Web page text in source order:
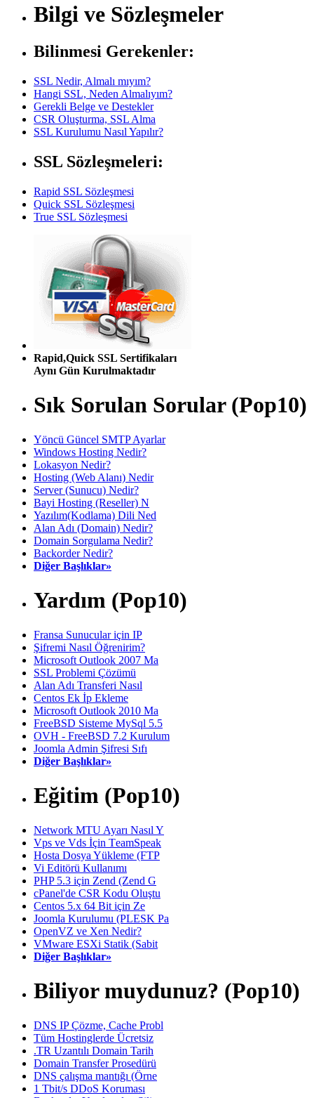
Bilgi ve Sözleşmeler
Bilinmesi Gerekenler:
SSL Nedir, Almalı mıyım?
Hangi SSL, Neden Almalıyım?
Gerekli Belge ve Destekler
CSR Oluşturma, SSL Alma
SSL Kurulumu Nasıl Yapılır?
SSL Sözleşmeleri:
Rapid SSL Sözleşmesi
Quick SSL Sözleşmesi
True SSL Sözleşmesi
Rapid,Quick SSL Sertifikaları
Aynı Gün Kurulmaktadır
Sık Sorulan Sorular (Pop10)
Yöncü Güncel SMTP Ayarlar
Windows Hosting Nedir?
Lokasyon Nedir?
Hosting (Web Alanı) Nedir
Server (Sunucu) Nedir?
Bayi Hosting (Reseller) N
Yazılım(Kodlama) Dili Ned
Alan Adı (Domain) Nedir?
Domain Sorgulama Nedir?
Backorder Nedir?
Diğer Başlıklar»
Yardım (Pop10)
Fransa Sunucular için IP
Şifremi Nasıl Öğrenirim?
Microsoft Outlook 2007 Ma
SSL Problemi Çözümü
Alan Adı Transferi Nasıl
Centos Ek İp Ekleme
Microsoft Outlook 2010 Ma
FreeBSD Sisteme MySql 5.5
OVH - FreeBSD 7.2 Kurulum
Joomla Admin Şifresi Sıfı
Diğer Başlıklar»
Eğitim (Pop10)
Network MTU Ayarı Nasıl Y
Vps ve Vds İçin TeamSpeak
Hosta Dosya Yükleme (FTP
Vi Editörü Kullanımı
PHP 5.3 için Zend (Zend G
cPanel'de CSR Kodu Oluştu
Centos 5.x 64 Bit için Ze
Joomla Kurulumu (PLESK Pa
OpenVZ ve Xen Nedir?
VMware ESXi Statik (Sabit
Diğer Başlıklar»
Biliyor muydunuz? (Pop10)
DNS IP Çözme, Cache Probl
Tüm Hostinglerde Ücretsiz
.TR Uzantılı Domain Tarih
Domain Transfer Prosedürü
DNS çalışma mantığı (Örne
1 Tbit/s DDoS Koruması